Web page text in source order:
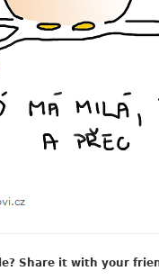
Share it with your